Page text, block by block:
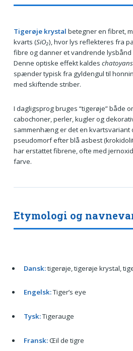
Tigerøje krystal betegner en fibret,
kvarts (SiO₂), hvor lys reflekteres fra
fibre og danner et vandrende
Denne optiske effekt kaldes chatoyans
spænder typisk fra gyldengul til
med skiftende striber.
I dagligsprog bruges “tigerøje” både
cabochoner, perler, kugler og
sammenhæng er det en kvartsvariant
pseudomorf efter blå asbest
har erstattet fibrene, ofte med
farve.
Etymologi og
Dansk:tigerøje, tigerøje krystal,
Engelsk:Tiger’s eye
Tysk:Tigerauge
Fransk:Œil de tigre